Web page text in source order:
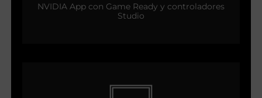
NVIDIA App con Game Ready y controladores
Studio